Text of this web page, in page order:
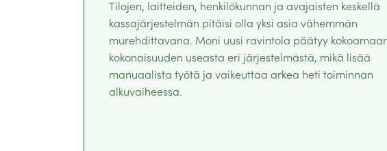
Tilojen, laitteiden, henkilökunnan ja avajaisten keskellä
kassajärjestelmän pitäisi olla yksi asia vähemmän
murehdittavana. Moni uusi ravintola päätyy
kokonaisuuden useasta eri järjestelmästä, mikä lisää
manuaalista työtä ja vaikeuttaa arkea heti toiminnan
alkuvaiheessa.